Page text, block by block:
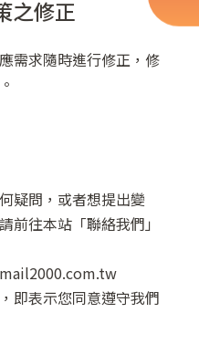
之修正
需求隨時進行修正，修
疑問，或者想提出變
前往本站「聯絡我們」
即表示您同意遵守我們